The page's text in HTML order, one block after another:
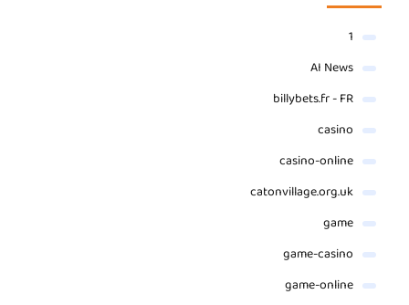
1
AI News
billybets.fr - FR
casino
casino-online
catonvillage.org.uk
game
game-casino
game-online